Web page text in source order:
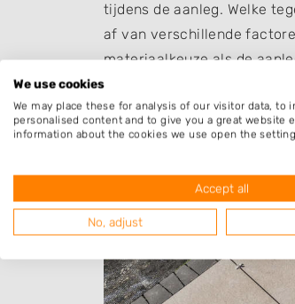
tijdens de aanleg. Welke
af van verschillende
materiaalkeuze als de
zonder dat deze veel
We use cookies
We may place these for analysis of our visitor data, to
personalised content and to give you a great website
information about the cookies we use open the
Accept all
No, adjust